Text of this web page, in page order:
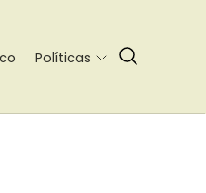
Políticas